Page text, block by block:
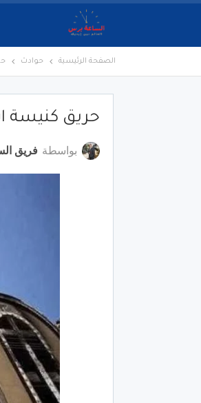
الصفحة الرئيسية حوادث
حريق كنيسة
بواسطة فريق